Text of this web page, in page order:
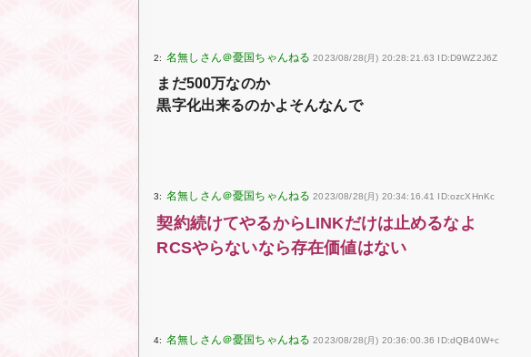
2: 2023/08/28(月) 20:28:21.63 ID:D9WZ2J6Z
まだ500万なのか
黒字化出来るのかよそんなんで
3: 2023/08/28(月) 20:34:16.41 ID:ozcXHnKc
契約続けてやるからLINKだけは止めるなよ
RCSやらないなら存在価値はない
4: 2023/08/28(月) 20:36:00.36 ID:dQB40W+c